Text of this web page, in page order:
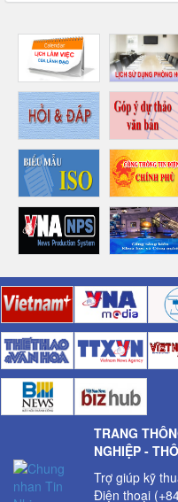
TRANG
NGHIỆP -
Trợ giúp kỹ
Điện thoại